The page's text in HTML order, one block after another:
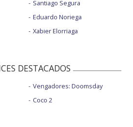
Santiago Segura
Eduardo Noriega
Xabier Elorriaga
DESTACADOS
Vengadores: Doomsday
Coco 2